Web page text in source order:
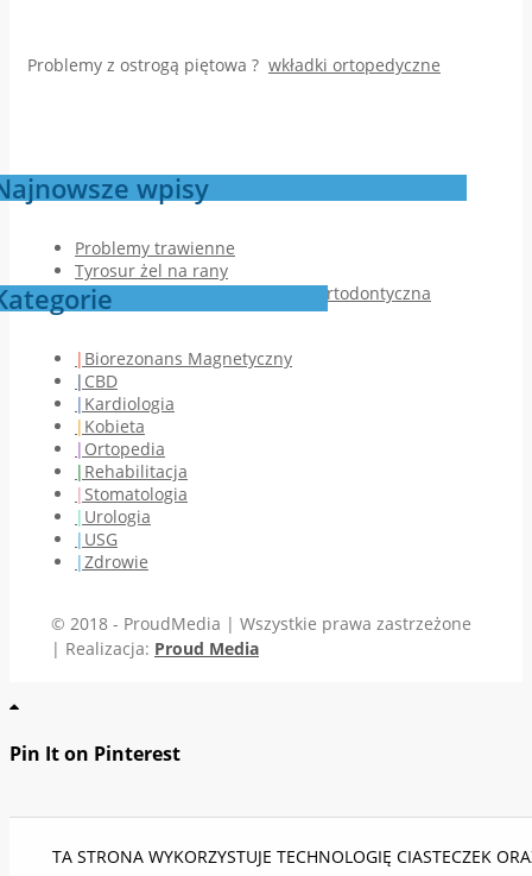
Problemy z ostrogą piętowa ? wkładki ortopedyczne
wpisy
Problemy trawienne
Tyrosur żel na rany
Jak przebiega pierwsza wizyta ortodontyczna
Biorezonans Magnetyczny
CBD
Kardiologia
Kobieta
Ortopedia
Rehabilitacja
Stomatologia
Urologia
USG
Zdrowie
© 2018 - ProudMedia | Wszystkie prawa zastrzeżone
| Realizacja: Proud Media
Pin It on Pinterest
TA STRONA WYKORZYSTUJE TECHNOLOGIĘ CIASTECZEK